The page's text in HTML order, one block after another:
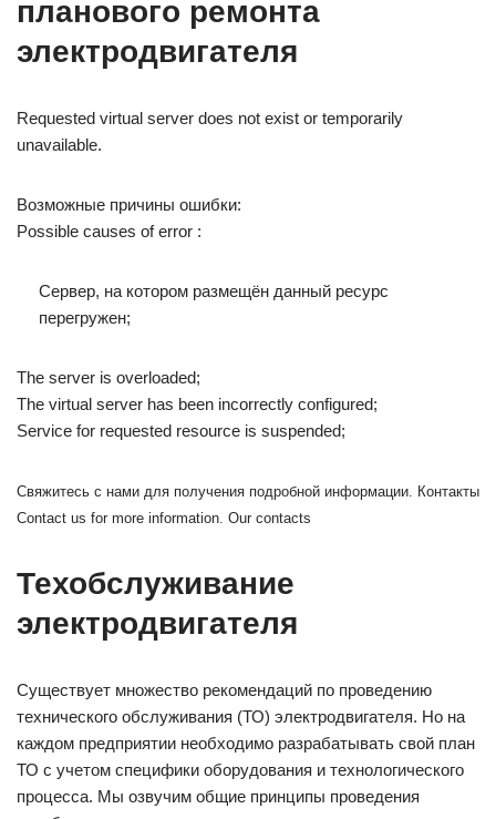
планового ремонта
электродвигателя
Requested virtual server does not exist or temporarily
unavailable.
Возможные причины ошибки:
Possible causes of error :
Сервер, на котором размещён данный ресурс
перегружен;
The server is overloaded;
The virtual server has been incorrectly configured;
Service for requested resource is suspended;
Свяжитесь с нами для получения подробной информации. Контакты
Contact us for more information. Our contacts
Техобслуживание
электродвигателя
Существует множество рекомендаций по проведению
технического обслуживания (ТО) электродвигателя. Но на
каждом предприятии необходимо разрабатывать свой план
ТО с учетом специфики оборудования и технологического
процесса. Мы озвучим общие принципы проведения